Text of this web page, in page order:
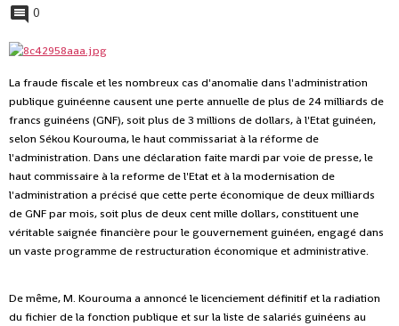
0
La fraude fiscale et les nombreux cas d'anomalie dans l'administration
publique guinéenne causent une perte annuelle de plus de 24 milliards de
francs guinéens (GNF), soit plus de 3 millions de dollars, à l'Etat guinéen,
selon Sékou Kourouma, le haut commissariat à la réforme de
l'administration. Dans une déclaration faite mardi par voie de presse, le
haut commissaire à la reforme de l'Etat et à la modernisation de
l'administration a précisé que cette perte économique de deux milliards
de GNF par mois, soit plus de deux cent mille dollars, constituent une
véritable saignée financière pour le gouvernement guinéen, engagé dans
un vaste programme de restructuration économique et administrative.
De même, M. Kourouma a annoncé le licenciement définitif et la radiation
du fichier de la fonction publique et sur la liste de salariés guinéens au